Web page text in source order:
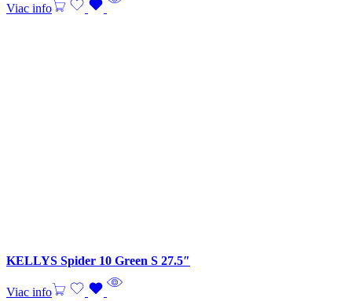
Viac info
KELLYS Spider 10 Green S 27.5″
Viac info